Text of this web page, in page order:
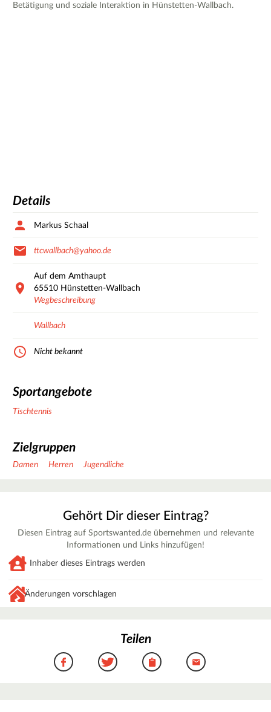
Betätigung und soziale Interaktion in Hünstetten-Wallbach.
Details
Markus Schaal
ttcwallbach@yahoo.de
Auf dem Amthaupt
65510 Hünstetten-Wallbach
Wegbeschreibung
Wallbach
Nicht bekannt
Sportangebote
Tischtennis
Zielgruppen
Damen Herren Jugendliche
Gehört Dir dieser Eintrag?
Diesen Eintrag auf Sportswanted.de übernehmen und relevante
Informationen und Links hinzufügen!
Inhaber dieses Eintrags werden
Änderungen vorschlagen
Teilen